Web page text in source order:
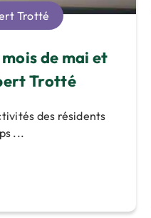
Trotté
de mai et
Trotté
des résidents
...